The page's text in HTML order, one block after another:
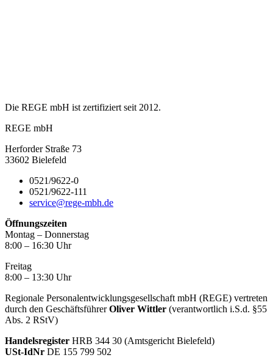
Die REGE mbH ist zertifiziert seit 2012.
REGE mbH
Herforder Straße 73
33602 Bielefeld
0521/9622-0
0521/9622-111
service@rege-mbh.de
Öffnungszeiten
Montag – Donnerstag
8:00 – 16:30 Uhr
Freitag
8:00 – 13:30 Uhr
Regionale Personalentwicklungsgesellschaft mbH (REGE) vertreten
durch den GeschäftsführerOliver Wittler (verantwortlich i.S.d. §55
Abs. 2 RStV)
Handelsregister HRB 344 30 (Amtsgericht Bielefeld)
USt-IdNr DE 155 799 502